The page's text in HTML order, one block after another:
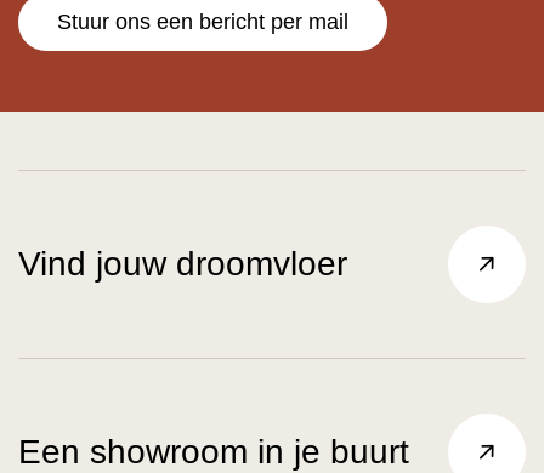
Stuur ons een bericht per mail
Vind jouw droomvloer
Een showroom in je buurt